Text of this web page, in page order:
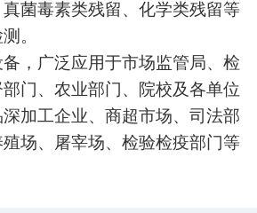
菌毒素类残留、化学类残留等
。
，广泛应用于市场监管局、检
门、农业部门、院校及各单位
加工企业、商超市场、司法部
场、屠宰场、检验检疫部门等